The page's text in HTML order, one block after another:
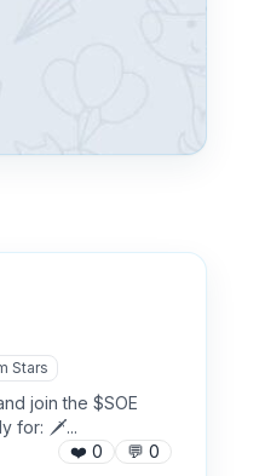
Stars
join the $SOE
for: 🗡...
❤️ 0 💬 0